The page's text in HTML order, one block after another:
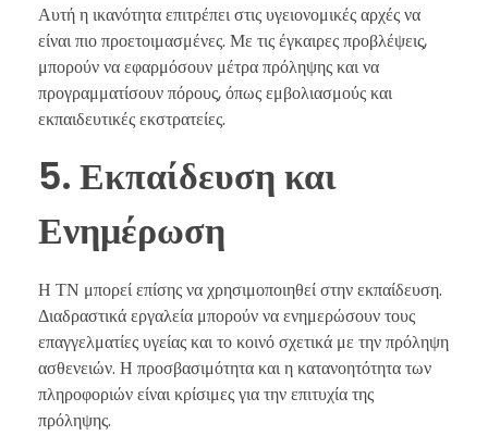
Αυτή η ικανότητα επιτρέπει στις υγειονομικές αρχές να
είναι πιο προετοιμασμένες. Με τις έγκαιρες προβλέψεις,
μπορούν να εφαρμόσουν μέτρα πρόληψης και να
προγραμματίσουν πόρους, όπως εμβολιασμούς και
εκπαιδευτικές εκστρατείες.
5. Εκπαίδευση και
Ενημέρωση
Η ΤΝ μπορεί επίσης να χρησιμοποιηθεί στην εκπαίδευση.
Διαδραστικά εργαλεία μπορούν να ενημερώσουν τους
επαγγελματίες υγείας και το κοινό σχετικά με την πρόληψη
ασθενειών. Η προσβασιμότητα και η κατανοητότητα των
πληροφοριών είναι κρίσιμες για την επιτυχία της
πρόληψης.